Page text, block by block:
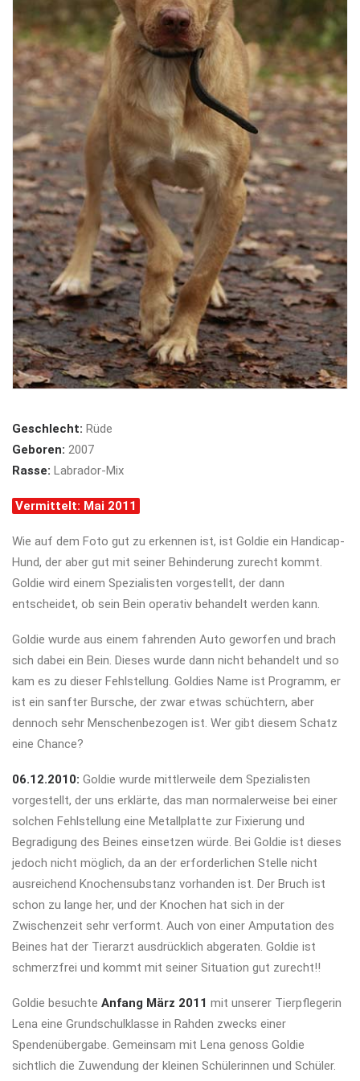
Geschlecht: Rüde
Geboren: 2007
Rasse: Labrador-Mix
Vermittelt: Mai 2011
Wie auf dem Foto gut zu erkennen ist, ist Goldie ein Handicap-
Hund, der aber gut mit seiner Behinderung zurecht kommt.
Goldie wird einem Spezialisten vorgestellt, der dann
entscheidet, ob sein Bein operativ behandelt werden kann.
Goldie wurde aus einem fahrenden Auto geworfen und brach
sich dabei ein Bein. Dieses wurde dann nicht behandelt und so
kam es zu dieser Fehlstellung. Goldies Name ist Programm, er
ist ein sanfter Bursche, der zwar etwas schüchtern, aber
dennoch sehr Menschenbezogen ist. Wer gibt diesem Schatz
eine Chance?
06.12.2010: Goldie wurde mittlerweile dem Spezialisten
vorgestellt, der uns erklärte, das man normalerweise bei einer
solchen Fehlstellung eine Metallplatte zur Fixierung und
Begradigung des Beines einsetzen würde. Bei Goldie ist dieses
jedoch nicht möglich, da an der erforderlichen Stelle nicht
ausreichend Knochensubstanz vorhanden ist. Der Bruch ist
schon zu lange her, und der Knochen hat sich in der
Zwischenzeit sehr verformt. Auch von einer Amputation des
Beines hat der Tierarzt ausdrücklich abgeraten. Goldie ist
schmerzfrei und kommt mit seiner Situation gut zurecht!!
Goldie besuchte Anfang März 2011 mit unserer Tierpflegerin
Lena eine Grundschulklasse in Rahden zwecks einer
Spendenübergabe. Gemeinsam mit Lena genoss Goldie
sichtlich die Zuwendung der kleinen Schülerinnen und Schüler.